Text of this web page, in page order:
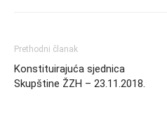
Prethodni članak
Konstituirajuća sjednica
Skupštine ŽZH – 23.11.2018.